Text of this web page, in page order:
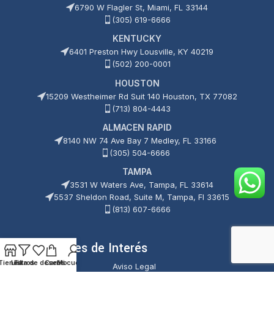
6790 W Flagler St, Miami, FL 33144
(305) 619-6666
KENTUCKY
6401 Preston Hwy Lousville, KY 40219
(502) 200-0001
HOUSTON
15209 Westheimer Rd Suit 140 Houston, TX 77082
(713) 804-4443
ALMACEN RAPID
8140 NW 74 Ave Bay 7 Medley, FL 33166
(305) 504-6666
TAMPA
3531 W Waters Ave, Tampa, FL 33614
5537 Sheldon Road, Suite M, Tampa, Fl 33615
(813) 607-6666
Enlaces de Interés
Aviso Legal
Filtros
Lista de deseos
CarritoMi cuenta